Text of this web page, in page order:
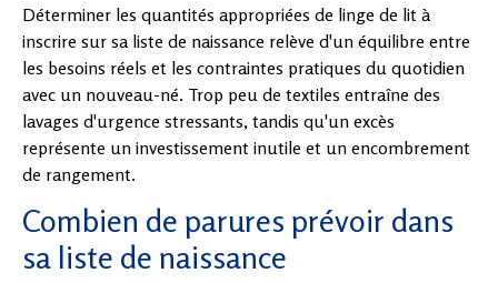
Déterminer les quantités appropriées de linge de lit à
inscrire sur sa liste de naissance relève d'un équilibre entre
les besoins réels et les contraintes pratiques du quotidien
avec un nouveau-né. Trop peu de textiles entraîne des
lavages d'urgence stressants, tandis qu'un excès
représente un investissement inutile et un encombrement
de rangement.
Combien de parures prévoir dans
sa liste de naissance